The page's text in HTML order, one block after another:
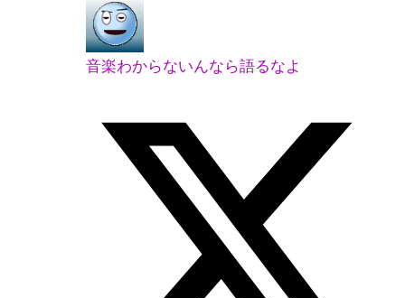
音楽わからないんなら語るなよ